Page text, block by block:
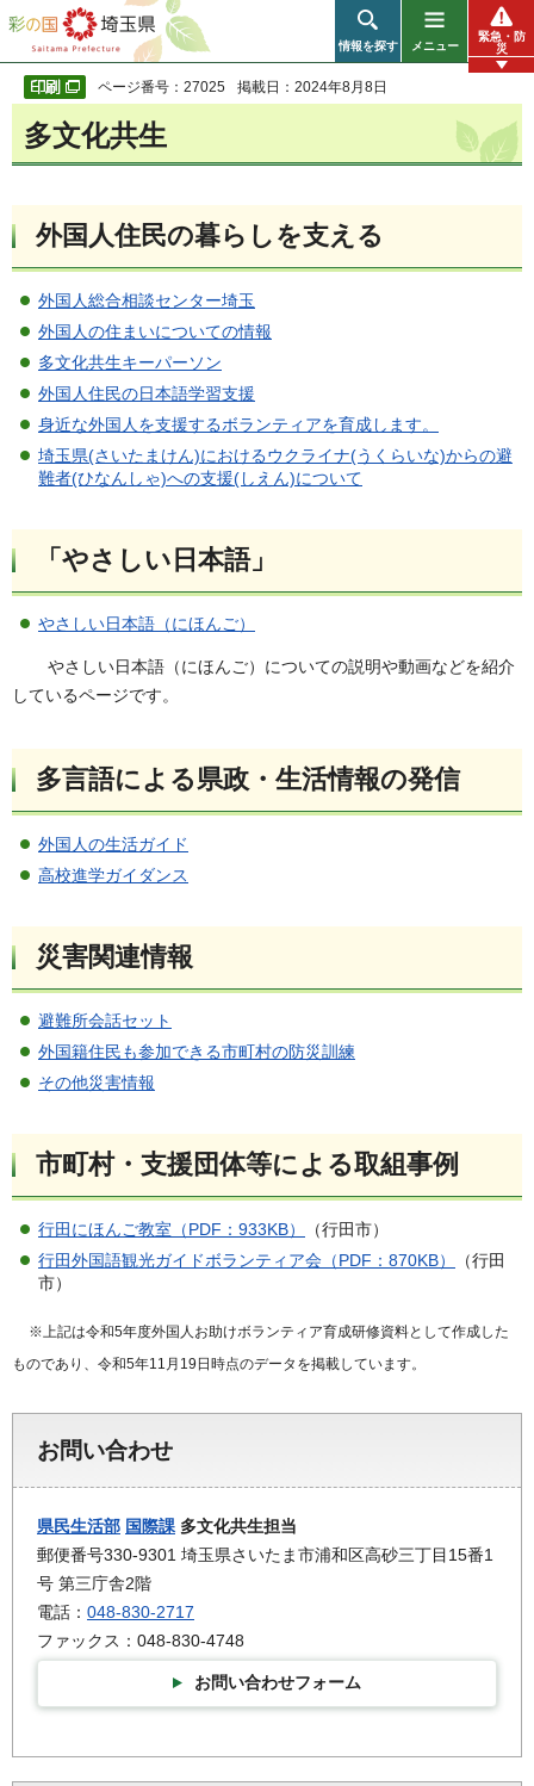
彩の国 埼玉県
情報を探す メニュー
緊急・防
災
ページ番号：27025 掲載日：2024年8月8日
多文化共生
外国人住民の暮らしを支える
外国人総合相談センター埼玉
外国人の住まいについての情報
多文化共生キーパーソン
外国人住民の日本語学習支援
身近な外国人を支援するボランティアを育成します。
埼玉県(さいたまけん)におけるウクライナ(うくらいな)からの避
難者(ひなんしゃ)への支援(しえん)について
「やさしい日本語」
やさしい日本語（にほんご）
やさしい日本語（にほんご）についての説明や動画などを紹介
しているページです。
多言語による県政・生活情報の発信
外国人の生活ガイド
高校進学ガイダンス
災害関連情報
避難所会話セット
外国籍住民も参加できる市町村の防災訓練
その他災害情報
市町村・支援団体等による取組事例
行田にほんご教室（PDF：933KB）
（行田市）
行田外国語観光ガイドボランティア会（PDF：870KB）
（行田
市）
※上記は令和5年度外国人お助けボランティア育成研修資料として作成した
ものであり、令和5年11月19日時点のデータを掲載しています。
お問い合わせ
県民生活部 国際課 多文化共生担当
郵便番号330-9301 埼玉県さいたま市浦和区高砂三丁目15番1
号 第三庁舎2階
電話： 048-830-2717
ファックス：048-830-4748
お問い合わせフォーム